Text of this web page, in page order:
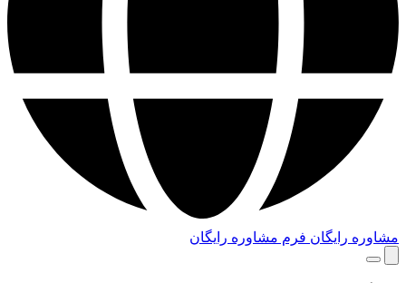
مشاوره رایگان فرم مشاوره رایگان